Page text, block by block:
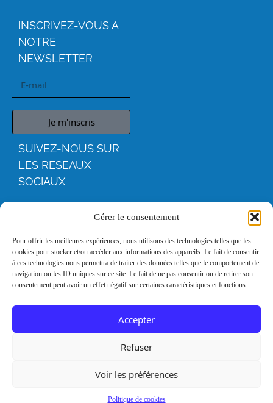
Gérer le consentement
Pour offrir les meilleures expériences, nous utilisons des technologies telles que les
cookies pour stocker et/ou accéder aux informations des appareils. Le fait de consentir
à ces technologies nous permettra de traiter des données telles que le comportement de
navigation ou les ID uniques sur ce site. Le fait de ne pas consentir ou de retirer son
consentement peut avoir un effet négatif sur certaines caractéristiques et fonctions.
Accepter
Refuser
Voir les préférences
Politique de cookies
INSCRIVEZ-VOUS A
NOTRE
NEWSLETTER
Je m'inscris
SUIVEZ-NOUS SUR
LES RESEAUX
SOCIAUX
FACEBOO
K
INSTAGRA
Remerciements